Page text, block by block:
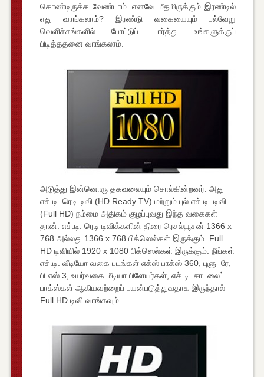
கொண்டிருக்க வேண்டாம். எனவே மீதமிருக்கும் இரண்டில்
எது வாங்கலாம்? இரண்டு வகையையும் பல்வேறு
வெளிச்சங்களில் போட்டுப் பார்த்து உங்களுக்குப்
பிடித்ததனை வாங்கலாம்.
அடுத்து இன்னொரு தகவலையும் சொல்கின்றனர். அது
எச்.டி. ரெடி டிவி (HD Ready TV) மற்றும் புல் எச்.டி. டிவி
(Full HD) நம்மை அதிகம் குழப்புவது இந்த வகைகள்
தான். எச்.டி. ரெடி டிவிக்களின் திரை ரெசல்யூசன் 1366 x
768 அல்லது 1366 x 768 பிக்ஸெல்கள் இருக்கும். Full
HD டிவியில் 1920 x 1080 பிக்ஸெல்கள் இருக்கும். நீங்கள்
எச்.டி. வீடியோ வகை படங்கள் எக்ஸ் பாக்ஸ் 360, புளு–ரே,
பி.எஸ்.3, உயர்வகை மீடியா பிளேயர்கள், எச்.டி. சாடலைட்
பாக்ஸ்கள் ஆகியவற்றைப் பயன்படுத்துவதாக இருந்தால்
Full HD டிவி வாங்கவும்.